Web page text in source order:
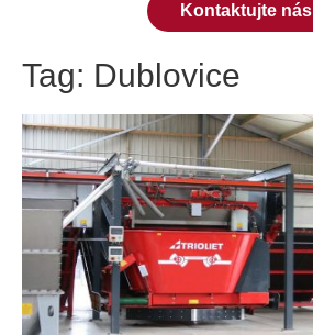
Kontaktujte nás
Tag: Dublovice